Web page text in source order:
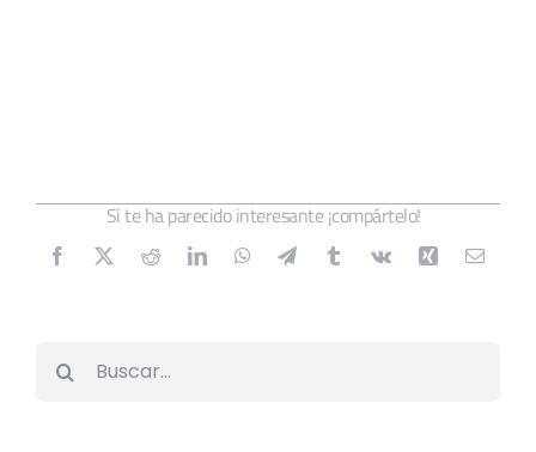
Si te ha parecido interesante ¡compártelo!